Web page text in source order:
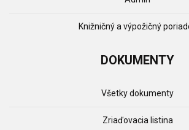
Knižničný a výpožičný
DOKUMENTY
Všetky dokumenty
Zriaďovacia listina